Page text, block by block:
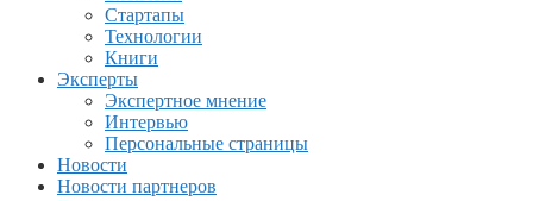
Стартапы
Технологии
Книги
Эксперты
Экспертное мнение
Интервью
Персональные страницы
Новости
Новости партнеров